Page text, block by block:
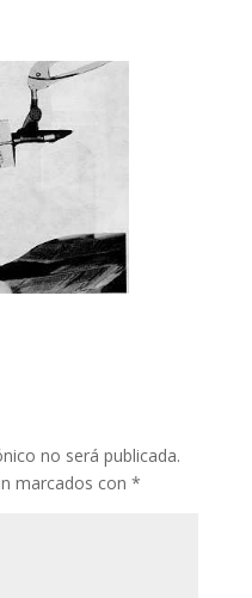
no será publicada.
marcados con *